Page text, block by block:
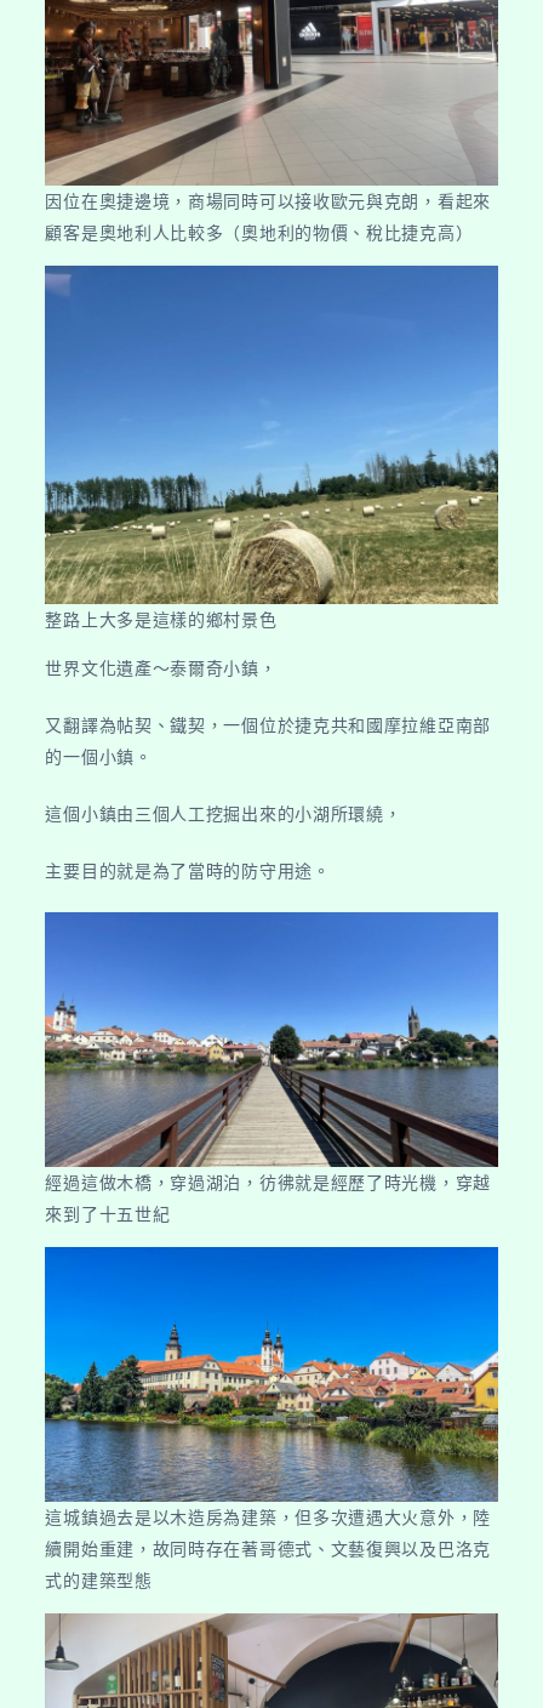
因位在奧捷邊境，商場同時可以接收歐元與克朗，看起來
顧客是奧地利人比較多（奧地利的物價、稅比捷克高）
整路上大多是這樣的鄉村景色
世界文化遺產～泰爾奇小鎮，
又翻譯為帖契、鐵契，一個位於捷克共和國摩拉維亞南部
的一個小鎮。
這個小鎮由三個人工挖掘出來的小湖所環繞，
主要目的就是為了當時的防守用途。
經過這做木橋，穿過湖泊，彷彿就是經歷了時光機，穿越
來到了十五世紀
這城鎮過去是以木造房為建築，但多次遭遇大火意外，陸
續開始重建，故同時存在著哥德式、文藝復興以及巴洛克
式的建築型態